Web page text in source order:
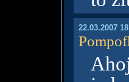
22.03.2007